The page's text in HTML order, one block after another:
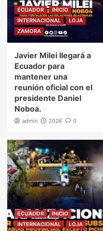
ECUADOR
INICIO
INTERNACIONAL
LOJA
ZAMORA
Javier Milei llegará a
Ecuador para
mantener una
reunión oficial con el
presidente Daniel
Noboa.
admin 2026 0
ECUADOR
INICIO
INTERNACIONAL
LOJA